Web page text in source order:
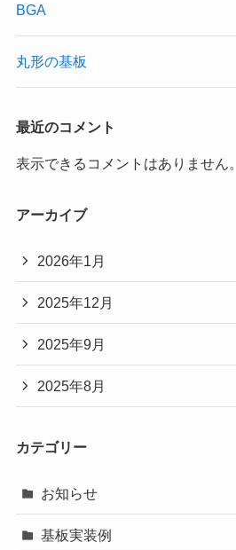
BGA
丸形の基板
最近のコメント
表示できるコメントはありません。
アーカイブ
2026年1月
2025年12月
2025年9月
2025年8月
カテゴリー
お知らせ
基板実装例